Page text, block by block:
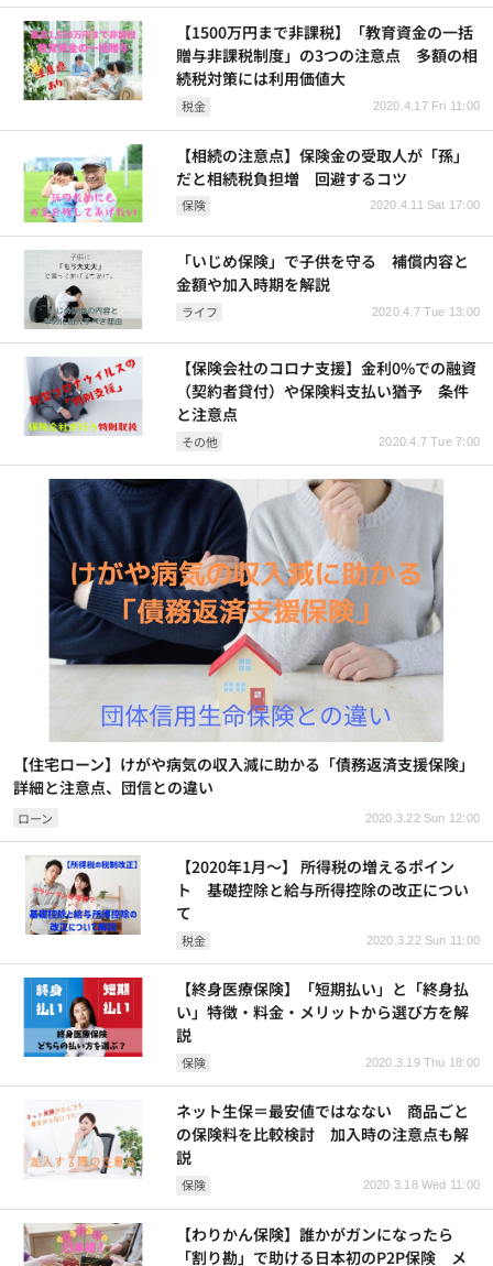
税金 2020.4.17 Fri 11:00
【1500万円まで非課税】「教育資金の一括
贈与非課税制度」の3つの注意点 多額の相
続税対策には利用価値大
保険 2020.4.11 Sat 17:00
【相続の注意点】保険金の受取人が「孫」
だと相続税負担増 回避するコツ
ライフ 2020.4.7 Tue 13:00
「いじめ保険」で子供を守る 補償内容と
金額や加入時期を解説
その他 2020.4.7 Tue 7:00
【保険会社のコロナ支援】金利0%での融資
（契約者貸付）や保険料支払い猶予 条件
と注意点
ローン 2020.3.22 Sun 12:00
【住宅ローン】けがや病気の収入減に助かる「債務返済支援保険」
詳細と注意点、団信との違い
税金 2020.3.22 Sun 11:00
【2020年1月～】 所得税の増えるポイン
ト 基礎控除と給与所得控除の改正につい
て
保険 2020.3.19 Thu 18:00
【終身医療保険】「短期払い」と「終身払
い」特徴・料金・メリットから選び方を解
説
保険 2020.3.18 Wed 11:00
ネット生保＝最安値ではなない 商品ごと
の保険料を比較検討 加入時の注意点も解
説
【わりかん保険】誰かがガンになったら
「割り勘」で助ける日本初のP2P保険 メ